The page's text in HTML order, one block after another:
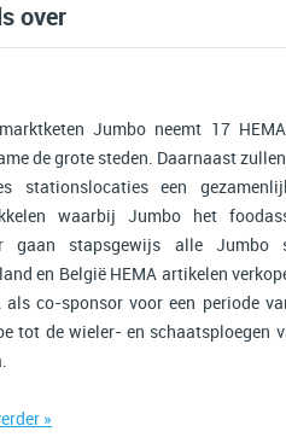
over
Jumbo neemt 17
de grote steden. Daarnaast
stationslocaties een
waarbij Jumbo het
gaan stapsgewijs alle Jumbo
en België HEMA artikelen
als co-sponsor voor een periode
tot de wieler- en schaatsploegen
»